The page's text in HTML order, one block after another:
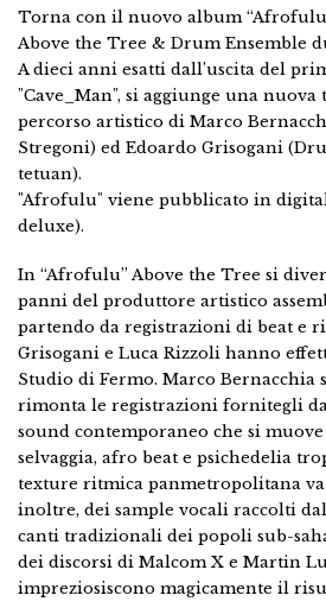
Torna con il nuovo album
Above the Tree & Drum Ensemble
A dieci anni esatti dall’uscita del
"Cave_Man", si aggiunge una nuova
percorso artistico di Marco
Stregoni) ed Edoardo Grisogani
tetuan).
"Afrofulu" viene pubblicato in
deluxe).
In “Afrofulu” Above the Tree si
panni del produttore artistico
partendo da registrazioni di beat e
Grisogani e Luca Rizzoli hanno
Studio di Fermo. Marco Bernacchia
rimonta le registrazioni fornitegli
sound contemporaneo che si
selvaggia, afro beat e psichedelia
texture ritmica panmetropolitana
inoltre, dei sample vocali raccolti
canti tradizionali dei popoli sub-
dei discorsi di Malcom X e Martin
impreziosiscono magicamente il